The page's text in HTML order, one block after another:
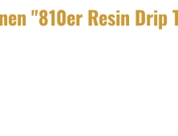
"810er Resin Drip